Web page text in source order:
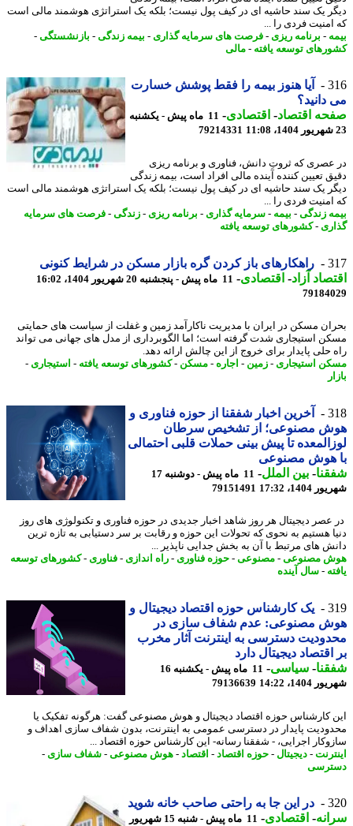
یک سند حاشیه ای در کیف پول نیست؛ بلکه یک استراتژی هوشمند مالی است
فردی را ...
-برنامه ریزی - فرصت های سرمایه گذاری- بیمه زندگی-بازنشستگی-
توسعه یافته -مالی
آیا هنوز بیمه را فقط پوشش خسارت
اقتصاد-اقتصادی-
11 ماه پیش - یکشنبه
79214331
که ثروتِ دانش، فناوری و برنامه ریزی
تعیین کننده آینده مالی افراد است، بیمه زندگی
یک سند حاشیه ای در کیف پول نیست؛ بلکه یک استراتژی هوشمند مالی است
فردی را ...
زندگی-بیمه -سرمایه گذاری- برنامه ریزی - زندگی-فرصت های سرمایه
- کشورهای توسعه یافته
راهکارهای باز کردن گره بازار مسکن در شرایط کنونی
آزاد - اقتصادی-11 ماه پیش - پنجشنبه 20 شهریور 1404، 16:02
مسکن در ایران با مدیریت ناکارآمد زمین و غفلت از سیاست های حمایتی
استیجاری شدت گرفته است؛ اما الگوبرداری از مدل های جهانی می تواند
حلی پایدار برای خروج از این چالش ارائه دهد.
استیجاری- زمین -اجاره-مسکن-کشورهای توسعه یافته -استیجاری-
آخرین اخبار شفقنا از حوزه فناوری و
مصنوعی؛ از تشخیص سرطان
تا پیش بینی حملات قلبی احتمالی
هوش مصنوعی
-بین الملل-
11 ماه پیش - دوشنبه 17
17:32
79151491
دیجیتال هر روز شاهد اخبار جدیدی در حوزه فناوری و تکنولوژی های روز
هستیم به نحوی که تحولات این حوزه و رقابت بر سر دستیابی به تازه ترین
های مرتبط با آن به بخش جدایی ناپذیر ...
مصنوعی-مصنوعی-حوزه فناوری- راه اندازی- فناوری- کشورهای توسعه
-سال آینده
یک کارشناس حوزه اقتصاد دیجیتال و
مصنوعی: عدم شفاف سازی در
دسترسی به اینترنت آثار مخرب
دیجیتال دارد
-سیاسی-
11 ماه پیش - یکشنبه 16
14:22
79136639
کارشناس حوزه اقتصاد دیجیتال و هوش مصنوعی گفت: هرگونه تفکیک یا
پایدار در دسترسی عمومی به اینترنت، بدون شفاف سازی اهداف و
اجرایی، - شفقنا رسانه- این کارشناس حوزه اقتصاد ...
-دیجیتال-حوزه اقتصاد-اقتصاد-هوش مصنوعی-شفاف سازی-
در این جا به راحتی صاحب خانه شوید
- اقتصادی-
11 ماه پیش - شنبه 15 شهریور